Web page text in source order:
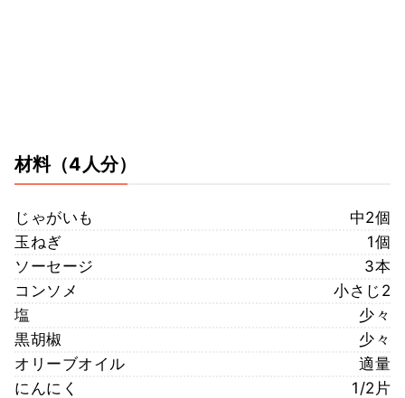
材料（4人分）
じゃがいも
中2個
玉ねぎ
1個
ソーセージ
3本
コンソメ
小さじ2
塩
少々
黒胡椒
少々
オリーブオイル
適量
にんにく
1/2片